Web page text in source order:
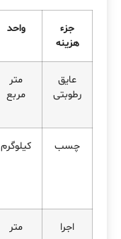
جزء
هزینه
واحد
عایق
رطوبتی
متر
مربع
چسب کیلوگرم
اجرا
متر